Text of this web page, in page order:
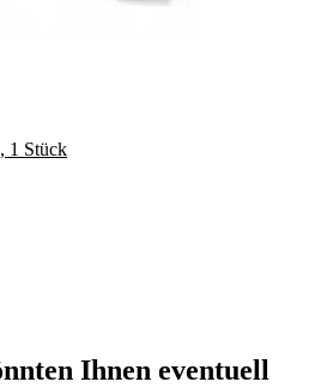
1 Stück
Ihnen eventuell